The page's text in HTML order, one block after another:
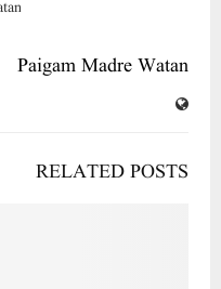
Paigam Madre Watan
RELATED POSTS